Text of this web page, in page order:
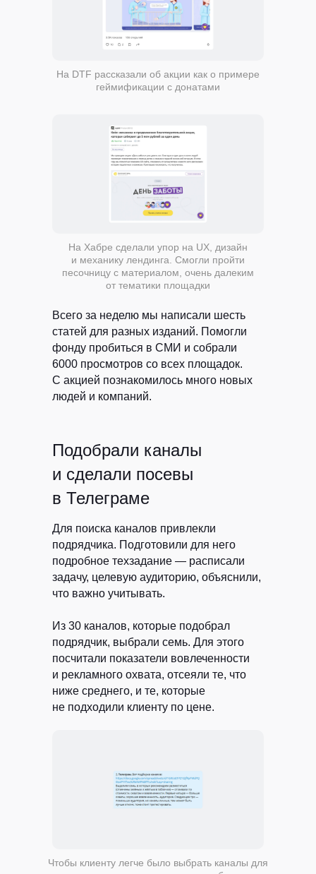
На DTF рассказали об акции как о примере
геймификации с донатами
На Хабре сделали упор на UX, дизайн
и механику лендинга. Смогли пройти
песочницу с материалом, очень далеким
от тематики площадки
Всего за неделю мы написали шесть
статей для разных изданий. Помогли
фонду пробиться в СМИ и собрали
6000 просмотров со всех площадок.
С акцией познакомилось много новых
людей и компаний.
Подобрали каналы
и сделали посевы
в Телеграме
Для поиска каналов привлекли
подрядчика. Подготовили для него
подробное техзадание — расписали
задачу, целевую аудиторию, объяснили,
что важно учитывать.
Из 30 каналов, которые подобрал
подрядчик, выбрали семь. Для этого
посчитали показатели вовлеченности
и рекламного охвата, отсеяли те, что
ниже среднего, и те, которые
не подходили клиенту по цене.
Чтобы клиенту легче было выбрать каналы для
HELLO@RYBA.TEAM
Согласенна обработку моих данных
в соответствиис политикой